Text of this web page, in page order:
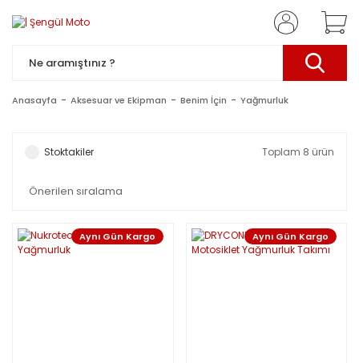
Anasayfa Aksesuar ve Ekipman Benim İçin Yağmurluk
Stoktakiler Toplam 8 ürün
Aynı Gün Kargo Aynı Gün Kargo